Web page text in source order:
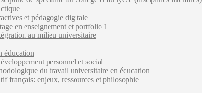
et pédagogie digitale
en enseignement et portfolio 1
au milieu universitaire
éducation
personnel et social
du travail universitaire en éducation
français: enjeux, ressources et philosophie